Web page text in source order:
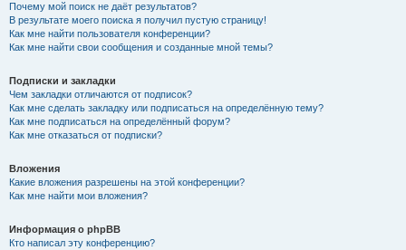
Почему мой поиск не даёт результатов?
В результате моего поиска я получил пустую страницу!
Как мне найти пользователя конференции?
Как мне найти свои сообщения и созданные мной темы?
Подписки и закладки
Чем закладки отличаются от подписок?
Как мне сделать закладку или подписаться на определённую тему?
Как мне подписаться на определённый форум?
Как мне отказаться от подписки?
Вложения
Какие вложения разрешены на этой конференции?
Как мне найти мои вложения?
Информация о phpBB
Кто написал эту конференцию?